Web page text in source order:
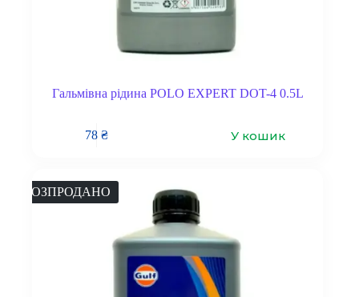
Гальмівна рідина POLO EXPERT DOT-4 0.5L
78₴ У кошик
РОЗПРОДАНО